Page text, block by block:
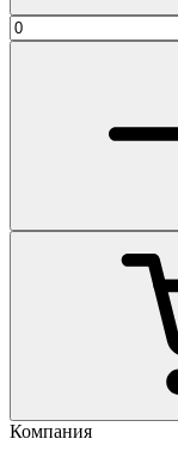
Компания